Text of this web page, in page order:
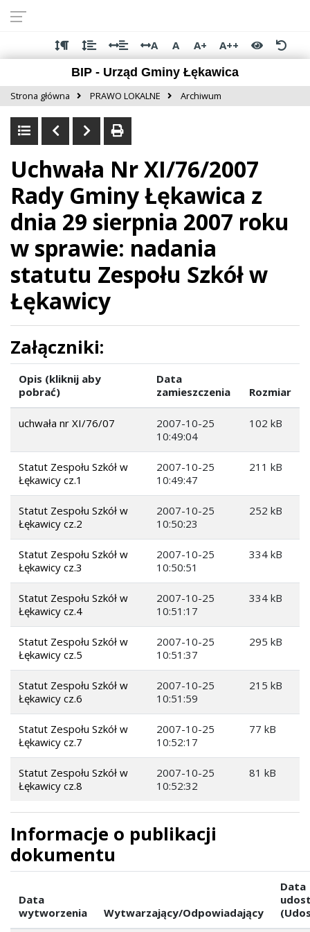
dostępności
głównej
treści
menu
stopki
A A A+
A++
BIP - Urząd Gminy Łękawica
Strona główna PRAWO LOKALNE Archiwum
Uchwała Nr XI/76/2007
Rady Gminy Łękawica z
dnia 29 sierpnia 2007 roku
w sprawie: nadania
statutu Zespołu Szkół w
Łękawicy
Załączniki:
Opis (kliknij aby
pobrać)
Data
zamieszczenia
Rozmiar
uchwała nr XI/76/07
2007-10-25
10:49:04
102 kB
Statut Zespołu Szkół w
Łękawicy cz.1
2007-10-25
10:49:47
211 kB
Statut Zespołu Szkół w
Łękawicy cz.2
2007-10-25
10:50:23
252 kB
Statut Zespołu Szkół w
Łękawicy cz.3
2007-10-25
10:50:51
334 kB
Statut Zespołu Szkół w
Łękawicy cz.4
2007-10-25
10:51:17
334 kB
Statut Zespołu Szkół w
Łękawicy cz.5
2007-10-25
10:51:37
295 kB
Statut Zespołu Szkół w
Łękawicy cz.6
2007-10-25
10:51:59
215 kB
Statut Zespołu Szkół w
Łękawicy cz.7
2007-10-25
10:52:17
77 kB
Statut Zespołu Szkół w
Łękawicy cz.8
2007-10-25
10:52:32
81 kB
Informacje o publikacji
dokumentu
Data
wytworzenia
Wytwarzający/Odpowiadający
Data